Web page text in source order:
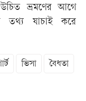
উচিত ভ্রমণের আগে
তথ্য যাচাই করে
ভিসা বৈধতা